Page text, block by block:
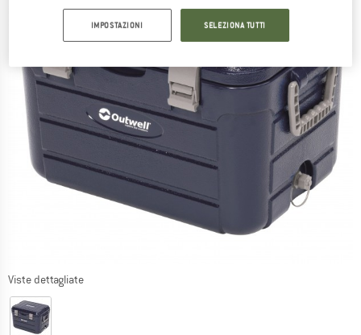
Viste dettagliate
IMPOSTAZIONI SELEZIONA TUTTI